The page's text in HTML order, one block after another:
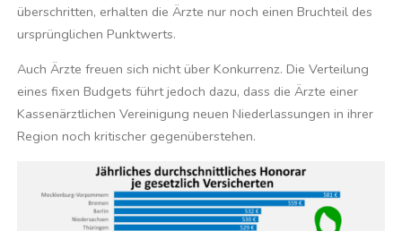
überschritten, erhalten die Ärzte nur noch einen Bruchteil des
ursprünglichen Punktwerts.
Auch Ärzte freuen sich nicht über Konkurrenz. Die Verteilung
eines fixen Budgets führt jedoch dazu, dass die Ärzte einer
Kassenärztlichen Vereinigung neuen Niederlassungen in ihrer
Region noch kritischer gegenüberstehen.